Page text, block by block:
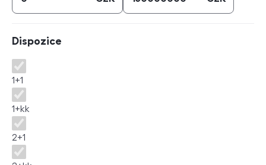
Dispozice
Dispozice
1+1
1+kk
2+1